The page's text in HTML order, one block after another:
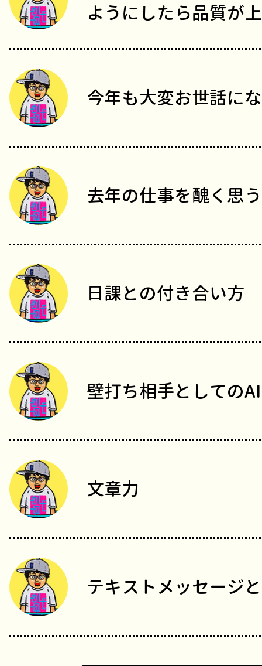
ようにしたら品質が
今年も大変お世話に
去年の仕事を醜く思う
日課との付き合い方
壁打ち相手としてのAI
文章力
テキストメッセージ